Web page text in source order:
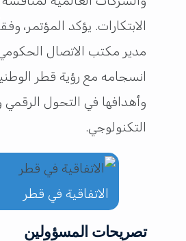
الابتكارات. يؤكد المؤتمر،
مدير مكتب الاتصال
وأهدافها في التحول الرقمي
التكنولوجي.
الاتفاقية في قطر
تصريحات المسؤولين